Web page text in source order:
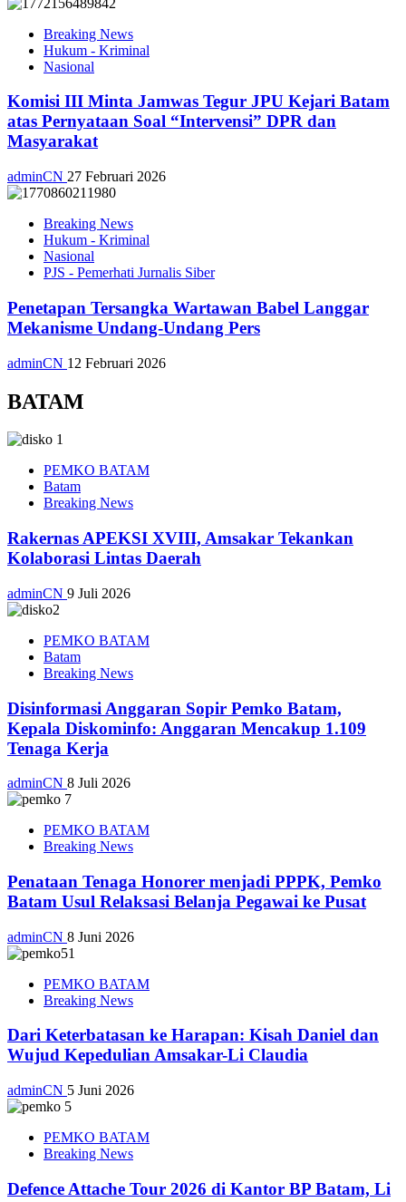
Breaking News
Hukum - Kriminal
Nasional
Komisi III Minta Jamwas Tegur JPU Kejari Batam
atas Pernyataan Soal “Intervensi” DPR dan
Masyarakat
adminCN 27 Februari 2026
Breaking News
Hukum - Kriminal
Nasional
PJS - Pemerhati Jurnalis Siber
Penetapan Tersangka Wartawan Babel Langgar
Mekanisme Undang-Undang Pers
adminCN 12 Februari 2026
BATAM
PEMKO BATAM
Batam
Breaking News
Rakernas APEKSI XVIII, Amsakar Tekankan
Kolaborasi Lintas Daerah
adminCN 9 Juli 2026
PEMKO BATAM
Batam
Breaking News
Disinformasi Anggaran Sopir Pemko Batam,
Kepala Diskominfo: Anggaran Mencakup 1.109
Tenaga Kerja
adminCN 8 Juli 2026
PEMKO BATAM
Breaking News
Penataan Tenaga Honorer menjadi PPPK, Pemko
Batam Usul Relaksasi Belanja Pegawai ke Pusat
adminCN 8 Juni 2026
PEMKO BATAM
Breaking News
Dari Keterbatasan ke Harapan: Kisah Daniel dan
Wujud Kepedulian Amsakar-Li Claudia
adminCN 5 Juni 2026
PEMKO BATAM
Breaking News
Defence Attache Tour 2026 di Kantor BP Batam, Li